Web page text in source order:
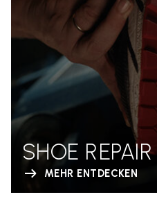
SHOE
MEHR ENTDECKEN